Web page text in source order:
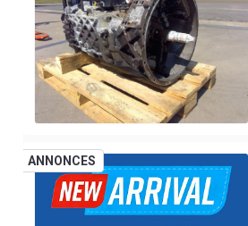
ANNONCES